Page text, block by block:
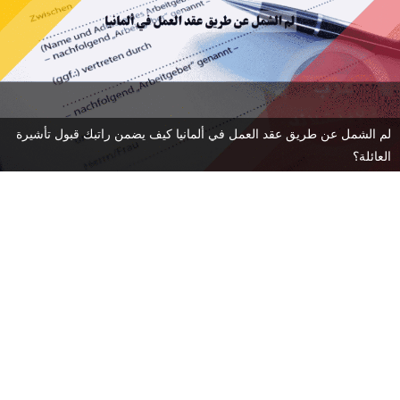
لم الشمل عن طريق عقد العمل في ألمانيا كيف يضمن راتبك قبول تأشيرة
العائلة؟